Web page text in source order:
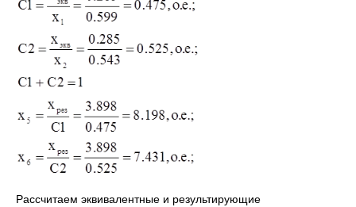
Рассчитаем эквивалентные и результирующие